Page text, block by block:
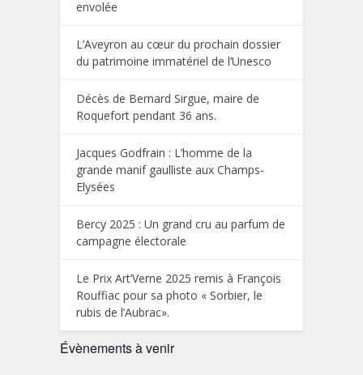
envolée
L’Aveyron au cœur du prochain dossier
du patrimoine immatériel de l’Unesco
Décès de Bernard Sirgue, maire de
Roquefort pendant 36 ans.
Jacques Godfrain : L’homme de la
grande manif gaulliste aux Champs-
Elysées
Bercy 2025 : Un grand cru au parfum de
campagne électorale
Le Prix Art’Verne 2025 remis à François
Rouffiac pour sa photo « Sorbier, le
rubis de l’Aubrac».
Évènements à venir